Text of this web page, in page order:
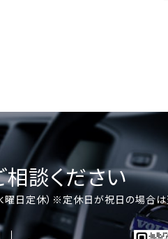
談ください
曜日定休） ※定休日が祝日の場合